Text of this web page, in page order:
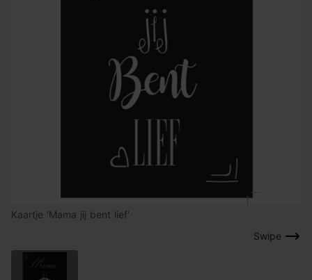
Swipe
Kaartje 'Mama jij bent lief'